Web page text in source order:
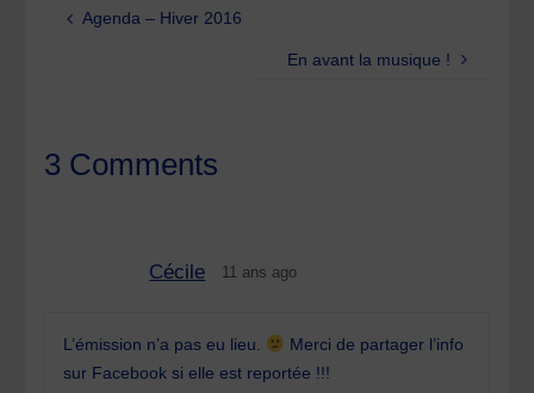
Agenda – Hiver 2016
En avant la musique !
3 Comments
Cécile 11 ans ago
L’émission n’a pas eu lieu.
Merci de partager l’info
sur Facebook si elle est reportée !!!